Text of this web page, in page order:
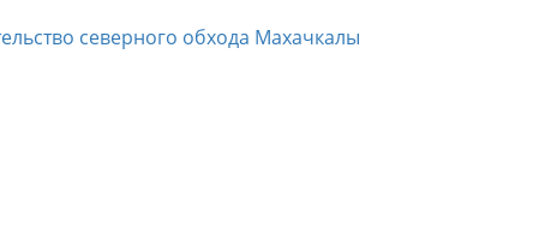
северного обхода Махачкалы